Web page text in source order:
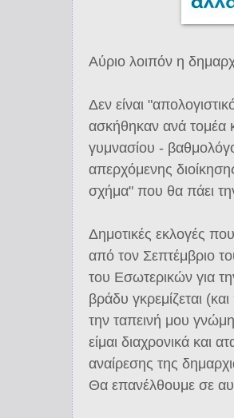
Αύριο λοιπόν η
Δεν είναι
ασκήθηκαν ανά τομέα
γυμνασίου -
απερχόμενης
σχήμα" που θα πάει
Δημοτικές εκλογές
από τον Σεπτέμβριο
του Εσωτερικών για
βράδυ γκρεμίζεται
την ταπεινή μου
είμαι διαχρονικά και
αναίρεσης της
Θα επανέλθουμε σε